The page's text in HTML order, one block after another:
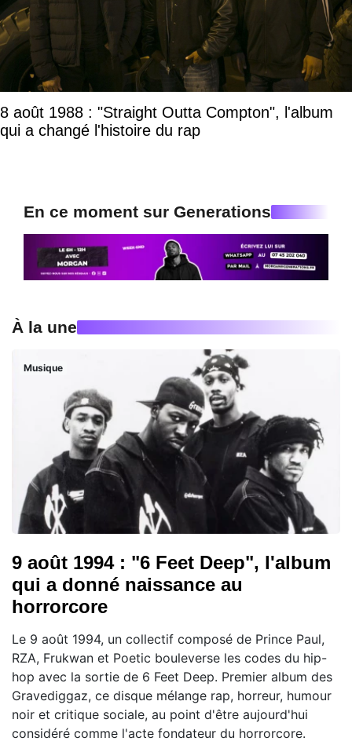
8 août 1988 : "Straight Outta Compton", l'album
qui a changé l'histoire du rap
En ce moment sur Generations
À la une
Musique
9 août 1994 : "6 Feet Deep", l'album
qui a donné naissance au
horrorcore
Le 9 août 1994, un collectif composé de Prince Paul,
RZA, Frukwan et Poetic bouleverse les codes du hip-
hop avec la sortie de 6 Feet Deep. Premier album des
Gravediggaz, ce disque mélange rap, horreur, humour
noir et critique sociale, au point d'être aujourd'hui
considéré comme l'acte fondateur du horrorcore.